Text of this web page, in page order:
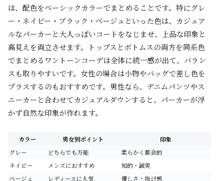
は、配色をベーシックカラーでまとめることです。特にグレ
ー・ネイビー・ブラック・ベージュといった色は、カジュア
ルなパーカーと大人っぽいコートをなじませ、上品な印象と
高見えを両立させます。トップスとボトムスの両方を同系色
でまとめるワントーンコーデは全体に統一感が出て、バラン
スも取りやすいです。女性の場合は小物やバッグで差し色を
プラスするのもおすすめです。男性なら、デニムパンツやス
ニーカーと合わせてカジュアルダウンすると、パーカーが浮
かず自然な印象が作れます。
カラー 男女別ポイント
印象
グレー
どちらでも万能
柔らかく都会的
ネイビー
メンズにおすすめ
知的・誠実
ベージュ
レディースに人気
優しさ・抜け感